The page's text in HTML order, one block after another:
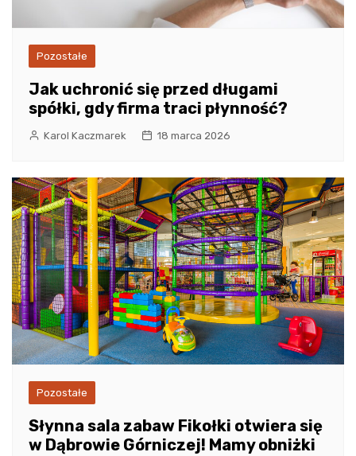
Pozostałe
Jak uchronić się przed długami
spółki, gdy firma traci płynność?
Karol Kaczmarek 18 marca 2026
Pozostałe
Słynna sala zabaw Fikołki otwiera się
w Dąbrowie Górniczej! Mamy obniżki